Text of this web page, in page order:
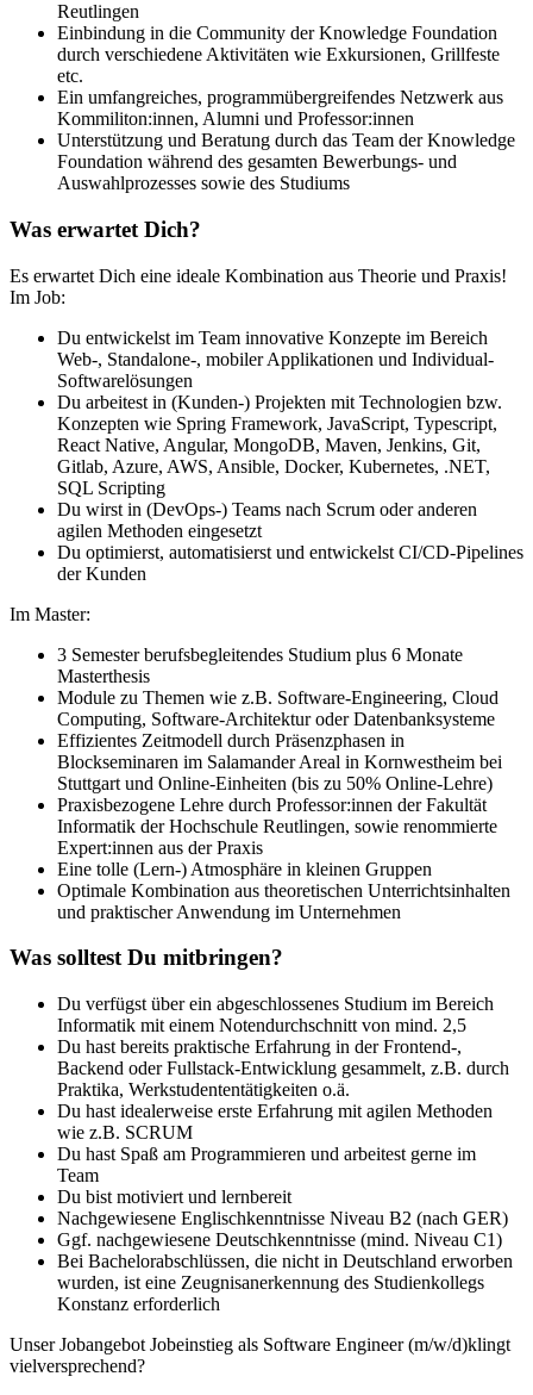
Reutlingen
Einbindung in die Community der Knowledge Foundation
durch verschiedene Aktivitäten wie Exkursionen, Grillfeste
etc.
Ein umfangreiches, programmübergreifendes Netzwerk aus
Kommiliton:innen, Alumni und Professor:innen
Unterstützung und Beratung durch das Team der Knowledge
Foundation während des gesamten Bewerbungs- und
Auswahlprozesses sowie des Studiums
Was erwartet Dich?
Es erwartet Dich eine ideale Kombination aus Theorie und Praxis!
Im Job:
Du entwickelst im Team innovative Konzepte im Bereich
Web-, Standalone-, mobiler Applikationen und Individual-
Softwarelösungen
Du arbeitest in (Kunden-) Projekten mit Technologien bzw.
Konzepten wie Spring Framework, JavaScript, Typescript,
React Native, Angular, MongoDB, Maven, Jenkins, Git,
Gitlab, Azure, AWS, Ansible, Docker, Kubernetes, .NET,
SQL Scripting
Du wirst in (DevOps-) Teams nach Scrum oder anderen
agilen Methoden eingesetzt
Du optimierst, automatisierst und entwickelst CI/CD-Pipelines
der Kunden
Im Master:
3 Semester berufsbegleitendes Studium plus 6 Monate
Masterthesis
Module zu Themen wie z.B. Software-Engineering, Cloud
Computing, Software-Architektur oder Datenbanksysteme
Effizientes Zeitmodell durch Präsenzphasen in
Blockseminaren im Salamander Areal in Kornwestheim bei
Stuttgart und Online-Einheiten (bis zu 50% Online-Lehre)
Praxisbezogene Lehre durch Professor:innen der Fakultät
Informatik der Hochschule Reutlingen, sowie renommierte
Expert:innen aus der Praxis
Eine tolle (Lern-) Atmosphäre in kleinen Gruppen
Optimale Kombination aus theoretischen Unterrichtsinhalten
und praktischer Anwendung im Unternehmen
Was solltest Du mitbringen?
Du verfügst über ein abgeschlossenes Studium im Bereich
Informatik mit einem Notendurchschnitt von mind. 2,5
Du hast bereits praktische Erfahrung in der Frontend-,
Backend oder Fullstack-Entwicklung gesammelt, z.B. durch
Praktika, Werkstudententätigkeiten o.ä.
Du hast idealerweise erste Erfahrung mit agilen Methoden
wie z.B. SCRUM
Du hast Spaß am Programmieren und arbeitest gerne im
Team
Du bist motiviert und lernbereit
Nachgewiesene Englischkenntnisse Niveau B2 (nach GER)
Ggf. nachgewiesene Deutschkenntnisse (mind. Niveau C1)
Bei Bachelorabschlüssen, die nicht in Deutschland erworben
wurden, ist eine Zeugnisanerkennung des Studienkollegs
Konstanz erforderlich
Unser Jobangebot Jobeinstieg als Software Engineer (m/w/d)klingt
vielversprechend?